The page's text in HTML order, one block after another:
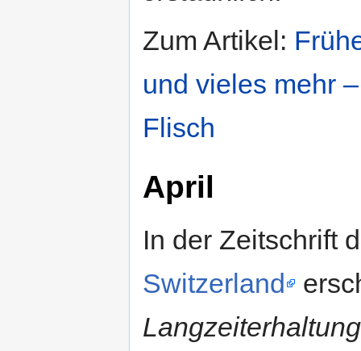
Zum Artikel:
und vieles mehr
Flisch
April
In der Zeitschrift
Switzerland